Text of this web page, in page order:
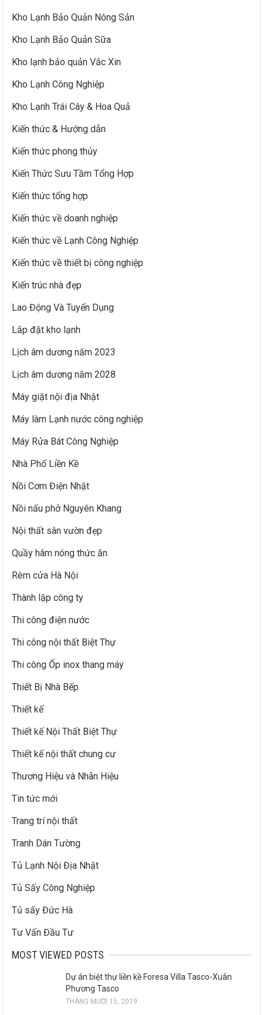
Kho Lạnh Bảo Quản Nông Sản
Kho Lạnh Bảo Quản Sữa
Kho lạnh bảo quản Vắc Xin
Kho Lạnh Công Nghiệp
Kho Lạnh Trái Cây & Hoa Quả
Kiến thức & Hướng dẫn
Kiến thức phong thủy
Kiến Thức Sưu Tầm Tổng Hợp
Kiến thức tổng hợp
Kiến thức về doanh nghiệp
Kiến thức về Lạnh Công Nghiệp
Kiến thức về thiết bị công nghiệp
Kiến trúc nhà đẹp
Lao Động Và Tuyển Dụng
Lắp đặt kho lạnh
Lịch âm dương năm 2023
Lịch âm dương năm 2028
Máy giặt nội địa Nhật
Máy làm Lạnh nước công nghiệp
Máy Rửa Bát Công Nghiệp
Nhà Phố Liền Kề
Nồi Cơm Điện Nhật
Nồi nấu phở Nguyên Khang
Nội thất sân vườn đẹp
Quầy hâm nóng thức ăn
Rèm cửa Hà Nội
Thành lập công ty
Thi công điện nước
Thi công nội thất Biệt Thự
Thi công Ốp inox thang máy
Thiết Bị Nhà Bếp
Thiết kế
Thiết kế Nội Thất Biệt Thự
Thiết kế nội thất chung cư
Thương Hiệu và Nhãn Hiệu
Tin tức mới
Trang trí nội thất
Tranh Dán Tường
Tủ Lạnh Nội Địa Nhật
Tủ Sấy Công Nghiệp
Tủ sấy Đức Hà
Tư Vấn Đầu Tư
MOST VIEWED POSTS
Dự án biệt thự liền kề Foresa Villa Tasco-Xuân
Phương Tasco
THÁNG MƯỜI 15, 2019